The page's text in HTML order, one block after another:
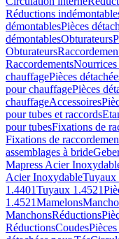
Réductions
démontablesPièces
démontablesObturateurs
Obturateurs
Raccordements
chauffagePièces
pour chauffagePièces
chauffageAccessoires
pour tubes et raccords
pour tubesFixations de
Fixations de
assemblages à bride
Mapress Acier
Acier InoxydableTuyaux
1.4401Tuyaux 1.4521
1.4521Mamelons
ManchonsRéductions
RéductionsCoudes